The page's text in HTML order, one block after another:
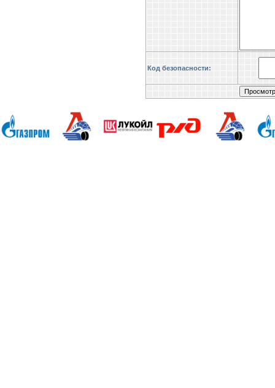
Код безопасности: